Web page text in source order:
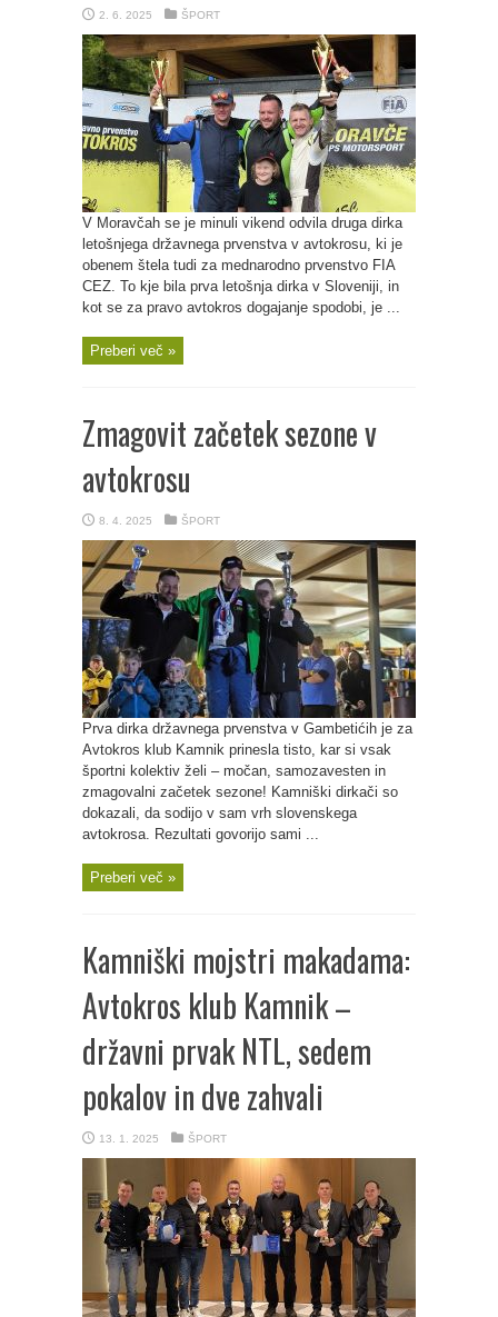
2. 6. 2025 ŠPORT
V Moravčah se je minuli vikend odvila druga dirka
letošnjega državnega prvenstva v avtokrosu, ki je
obenem štela tudi za mednarodno prvenstvo FIA
CEZ. To kje bila prva letošnja dirka v Sloveniji, in
kot se za pravo avtokros dogajanje spodobi, je ...
Preberi več »
Zmagovit začetek sezone v
avtokrosu
8. 4. 2025 ŠPORT
Prva dirka državnega prvenstva v Gambetićih je za
Avtokros klub Kamnik prinesla tisto, kar si vsak
športni kolektiv želi – močan, samozavesten in
zmagovalni začetek sezone! Kamniški dirkači so
dokazali, da sodijo v sam vrh slovenskega
avtokrosa. Rezultati govorijo sami ...
Preberi več »
Kamniški mojstri makadama:
Avtokros klub Kamnik –
državni prvak NTL, sedem
pokalov in dve zahvali
13. 1. 2025 ŠPORT